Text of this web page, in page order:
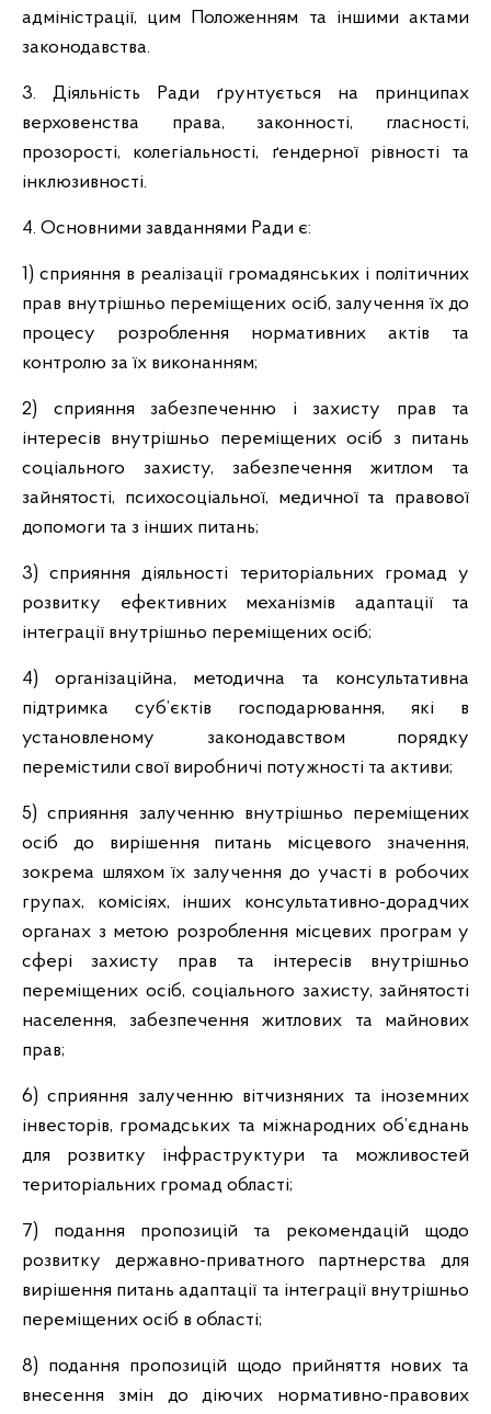
адміністрації, цим Положенням та іншими актами
законодавства.
3. Діяльність Ради ґрунтується на принципах
верховенства права, законності, гласності,
прозорості, колегіальності, ґендерної рівності та
інклюзивності.
4. Основними завданнями Ради є:
1) сприяння в реалізації громадянських і політичних
прав внутрішньо переміщених осіб, залучення їх до
процесу розроблення нормативних актів та
контролю за їх виконанням;
2) сприяння забезпеченню і захисту прав та
інтересів внутрішньо переміщених осіб з питань
соціального захисту, забезпечення житлом та
зайнятості, психосоціальної, медичної та правової
допомоги та з інших питань;
3) сприяння діяльності територіальних громад у
розвитку ефективних механізмів адаптації та
інтеграції внутрішньо переміщених осіб;
4) організаційна, методична та консультативна
підтримка суб’єктів господарювання, які в
установленому законодавством порядку
перемістили свої виробничі потужності та активи;
5) сприяння залученню внутрішньо переміщених
осіб до вирішення питань місцевого значення,
зокрема шляхом їх залучення до участі в робочих
групах, комісіях, інших консультативно-дорадчих
органах з метою розроблення місцевих програм у
сфері захисту прав та інтересів внутрішньо
переміщених осіб, соціального захисту, зайнятості
населення, забезпечення житлових та майнових
прав;
6) сприяння залученню вітчизняних та іноземних
інвесторів, громадських та міжнародних об’єднань
для розвитку інфраструктури та можливостей
територіальних громад області;
7) подання пропозицій та рекомендацій щодо
розвитку державно-приватного партнерства для
вирішення питань адаптації та інтеграції внутрішньо
переміщених осіб в області;
8) подання пропозицій щодо прийняття нових та
внесення змін до діючих нормативно-правових